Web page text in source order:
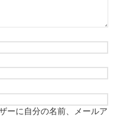
ーに自分の名前、メールア